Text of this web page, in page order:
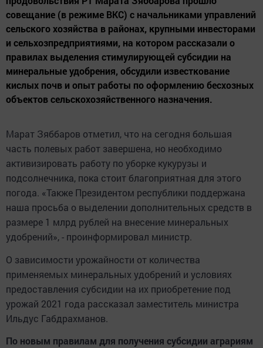
совещание (в режиме ВКС) с начальниками управлений
сельского хозяйства в районах, крупными инвесторами
и сельхозпредприятиями, на котором рассказали о
правилах выделения стимулирующей субсидии на
минеральные удобрения, обсудили известкование
кислых почв и опыт работы по оформлению бесхозных
объектов сельскохозяйственного назначения.
Марат Зяббаров отметил, что на сегодня большая
часть полевых работ завершена, но необходимо
активизировать работу по уборке кукурузы и
подсолнечника, пока стоит благоприятная для этого
погода. «Также Президентом республики поддержана
наша просьба о выделении дополнительных средств в
размере 1 млрд рублей на внесение минеральных
удобрений», - проинформировал министр.
О зависимости урожайности от количества
применяемых минеральных удобрений и условиях
предоставления субсидии на их приобретение под
урожай 2021 года рассказал заместитель министра
Ильдус Габдрахманов.
По новым правилам для получения субсидии аграриям